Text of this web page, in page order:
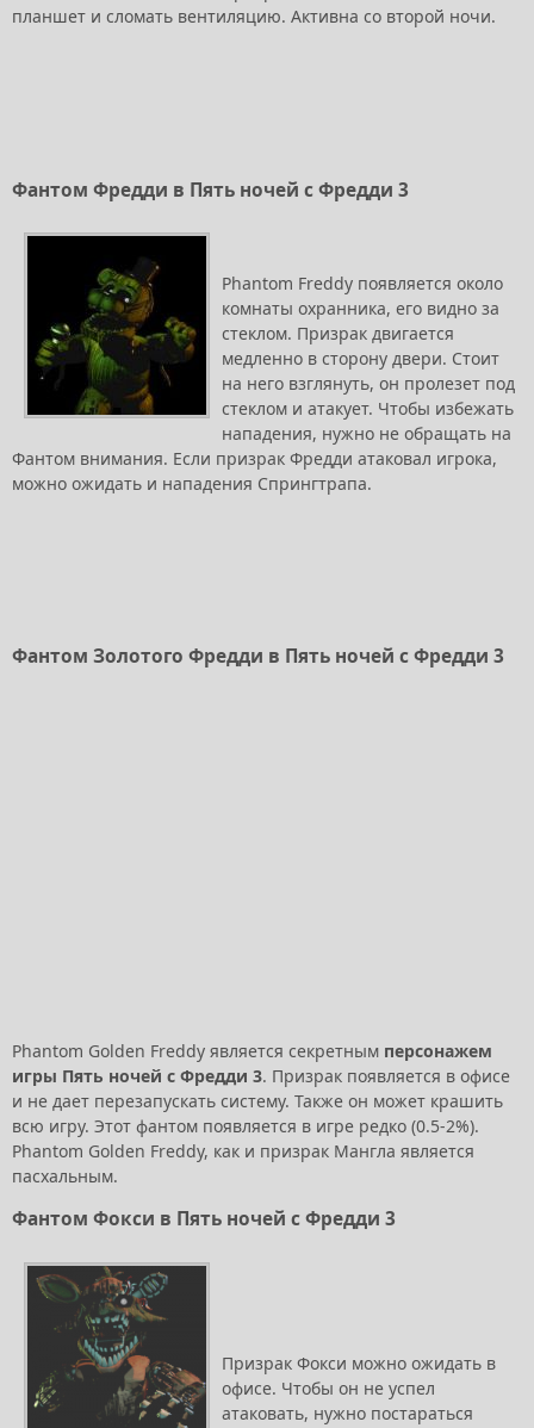
планшет и сломать вентиляцию. Активна со второй ночи.
Фантом Фредди в Пять ночей с Фредди 3
Phantom Freddy появляется около
комнаты охранника, его видно за
стеклом. Призрак двигается
медленно в сторону двери. Стоит
на него взглянуть, он пролезет под
стеклом и атакует. Чтобы избежать
нападения, нужно не обращать на
Фантом внимания. Если призрак Фредди атаковал игрока,
можно ожидать и нападения Спрингтрапа.
Фантом Золотого Фредди в Пять ночей с Фредди 3
Phantom Golden Freddy является секретным персонажем
игры Пять ночей с Фредди 3. Призрак появляется в офисе
и не дает перезапускать систему. Также он может крашить
всю игру. Этот фантом появляется в игре редко (0.5-2%).
Phantom Golden Freddy, как и призрак Мангла является
пасхальным.
Фантом Фокси в Пять ночей с Фредди 3
Призрак Фокси можно ожидать в
офисе. Чтобы он не успел
атаковать, нужно постараться